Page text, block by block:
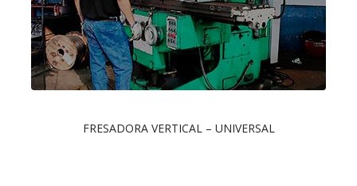
FRESADORA VERTICAL – UNIVERSAL